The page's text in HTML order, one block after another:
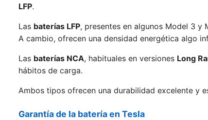
LFP.
Las baterías LFP, presentes en algunos Model 3
A cambio, ofrecen una densidad energética algo
Las baterías NCA, habituales en versiones Long
hábitos de carga.
Ambos tipos ofrecen una durabilidad excelente y
Garantía de la batería en Tesla